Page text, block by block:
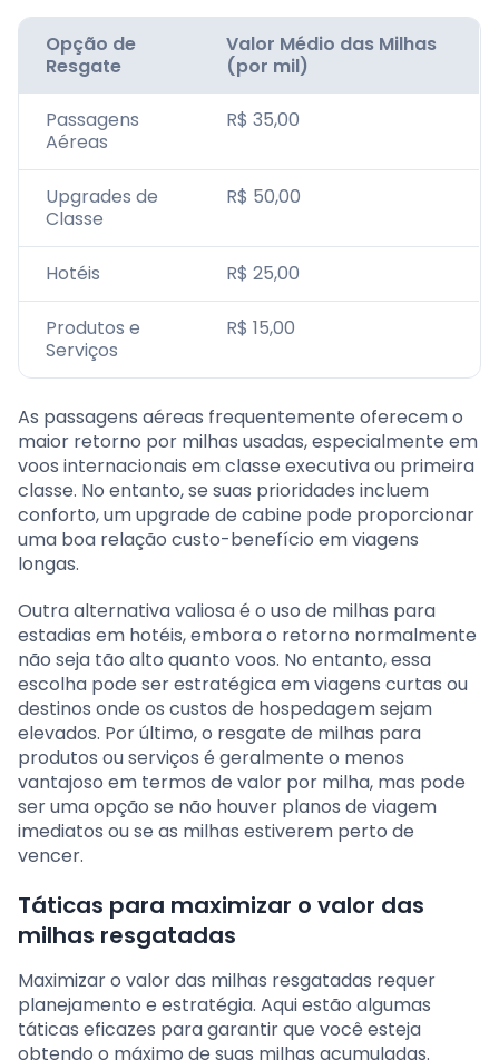
Opção de
Resgate
Valor Médio das Milhas
(por mil)
Passagens
Aéreas
R$ 35,00
Upgrades de
Classe
R$ 50,00
Hotéis R$ 25,00
Produtos e
Serviços
R$ 15,00
As passagens aéreas frequentemente oferecem o
maior retorno por milhas usadas, especialmente em
voos internacionais em classe executiva ou primeira
classe. No entanto, se suas prioridades incluem
conforto, um upgrade de cabine pode proporcionar
uma boa relação custo-benefício em viagens
longas.
Outra alternativa valiosa é o uso de milhas para
estadias em hotéis, embora o retorno normalmente
não seja tão alto quanto voos. No entanto, essa
escolha pode ser estratégica em viagens curtas ou
destinos onde os custos de hospedagem sejam
elevados. Por último, o resgate de milhas para
produtos ou serviços é geralmente o menos
vantajoso em termos de valor por milha, mas pode
ser uma opção se não houver planos de viagem
imediatos ou se as milhas estiverem perto de
vencer.
Táticas para maximizar o valor das
milhas resgatadas
Maximizar o valor das milhas resgatadas requer
planejamento e estratégia. Aqui estão algumas
táticas eficazes para garantir que você esteja
obtendo o máximo de suas milhas acumuladas.